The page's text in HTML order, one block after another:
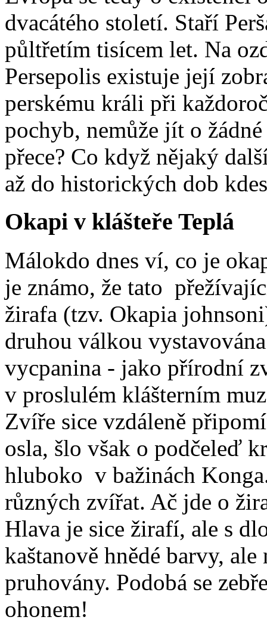
dvacátého století. Staří
půltřetím tisícem let. Na
Persepolis existuje její
perskému králi při
pochyb, nemůže jít o
přece? Co když nějaký
až do historických dob
Okapi v klášteře Teplá
Málokdo dnes ví, co je
je známo, že tato
žirafa (tzv. Okapia
druhou válkou
vycpanina - jako přírodní
v proslulém klášterním
Zvíře sice vzdáleně
osla, šlo však o podčeleď
hluboko v bažinách
různých zvířat. Ač jde o
Hlava je sice žirafí, ale s
kaštanově hnědé barvy,
pruhovány. Podobá se
ohonem!